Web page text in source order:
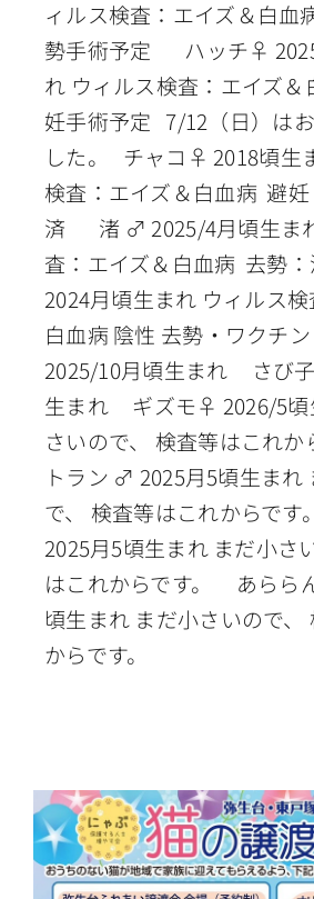
ィルス検査：エイズ＆白血
勢手術予定 ハッチ♀
れ ウィルス検査：エイズ
妊手術予定 7/12（日）は
した。 チャコ♀ 2018頃生
検査：エイズ＆白血病 避妊
済 渚 ♂ 2025/4月頃生ま
査：エイズ＆白血病 去勢
2024月頃生まれ ウィルス
白血病 陰性 去勢・ワク
2025/10月頃生まれ さび
生まれ ギズモ♀ 2026/5頃
さいので、 検査等はこれ
トラン ♂ 2025月5頃生まれ
で、 検査等はこれからで
2025月5頃生まれ まだ小さ
はこれからです。 あらら
頃生まれ まだ小さいので、
からです。